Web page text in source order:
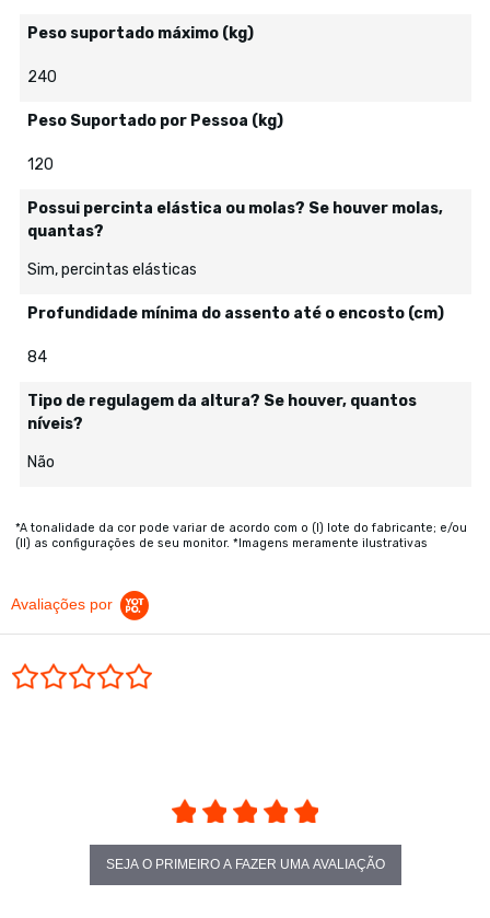
Peso suportado máximo (kg)
240
Peso Suportado por Pessoa (kg)
120
Possui percinta elástica ou molas? Se houver molas,
quantas?
Sim, percintas elásticas
Profundidade mínima do assento até o encosto (cm)
84
Tipo de regulagem da altura? Se houver, quantos
níveis?
Não
*A tonalidade da cor pode variar de acordo com o (I) lote do fabricante; e/ou
(II) as configurações de seu monitor. *Imagens meramente ilustrativas
Avaliações por
SEJA O PRIMEIRO A FAZER UMA AVALIAÇÃO